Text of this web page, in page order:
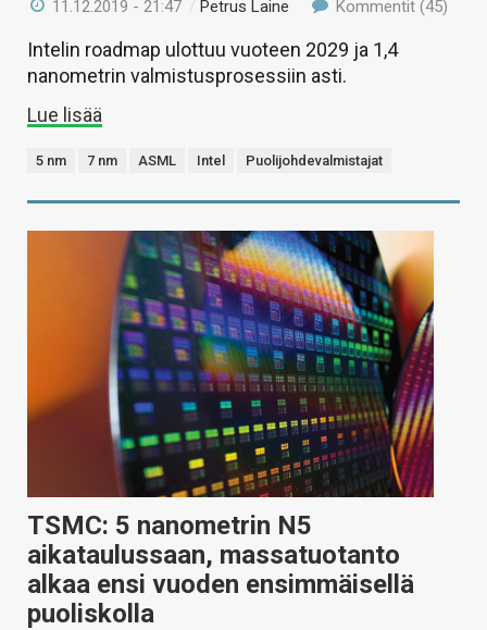
11.12.2019 - 21:47 / Petrus Laine Kommentit (45)
Intelin roadmap ulottuu vuoteen 2029 ja 1,4
nanometrin valmistusprosessiin asti.
Lue lisää
5 nm 7 nm ASML Intel Puolijohdevalmistajat
TSMC: 5 nanometrin N5
aikataulussaan, massatuotanto
alkaa ensi vuoden ensimmäisellä
puoliskolla